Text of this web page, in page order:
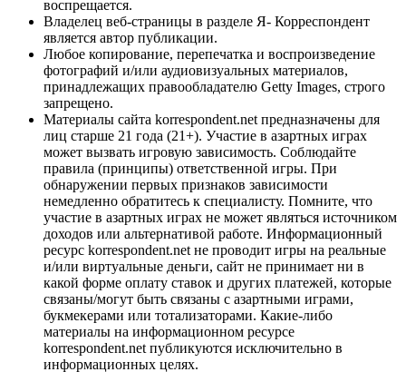
воспрещается.
Владелец веб-страницы в разделе Я- Корреспондент
является автор публикации.
Любое копирование, перепечатка и воспроизведение
фотографий и/или аудиовизуальных материалов,
принадлежащих правообладателю Getty Images, строго
запрещено.
Материалы сайта korrespondent.net предназначены для
лиц старше 21 года (21+). Участие в азартных играх
может вызвать игровую зависимость. Соблюдайте
правила (принципы) ответственной игры. При
обнаружении первых признаков зависимости
немедленно обратитесь к специалисту. Помните, что
участие в азартных играх не может являться источником
доходов или альтернативой работе. Информационный
ресурс korrespondent.net не проводит игры на реальные
и/или виртуальные деньги, сайт не принимает ни в
какой форме оплату ставок и других платежей, которые
связаны/могут быть связаны с азартными играми,
букмекерами или тотализаторами. Какие-либо
материалы на информационном ресурсе
korrespondent.net публикуются исключительно в
информационных целях.